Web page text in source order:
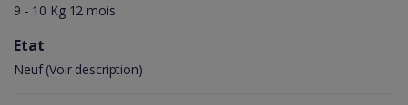
9 - 10 Kg 12 mois
Etat
Neuf (Voir description)